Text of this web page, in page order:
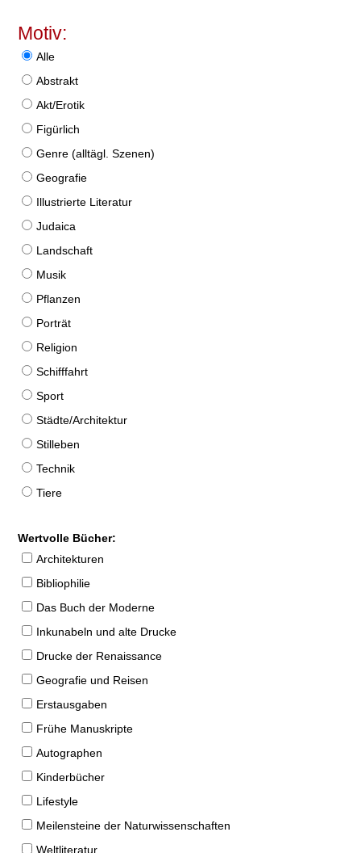
Motiv:
Alle
Abstrakt
Akt/Erotik
Figürlich
Genre (alltägl. Szenen)
Geografie
Illustrierte Literatur
Judaica
Landschaft
Musik
Pflanzen
Porträt
Religion
Schifffahrt
Sport
Städte/Architektur
Stilleben
Technik
Tiere
Wertvolle Bücher:
Architekturen
Bibliophilie
Das Buch der Moderne
Inkunabeln und alte Drucke
Drucke der Renaissance
Geografie und Reisen
Erstausgaben
Frühe Manuskripte
Autographen
Kinderbücher
Lifestyle
Meilensteine der Naturwissenschaften
Weltliteratur